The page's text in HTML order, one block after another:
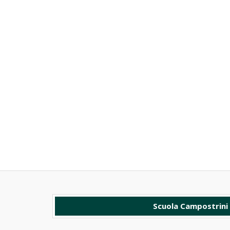
Scuola Campostrini